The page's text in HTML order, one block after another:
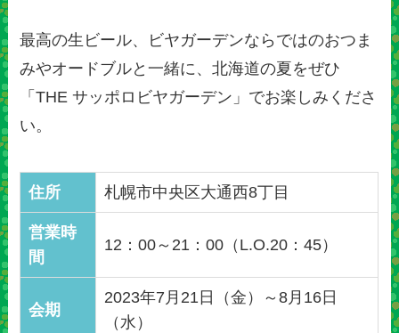
最高の生ビール、ビヤガーデンならではのおつま
みやオードブルと一緒に、北海道の夏をぜひ
「THE サッポロビヤガーデン」でお楽しみくださ
い。
住所 札幌市中央区大通西8丁目
営業時
間
12：00～21：00（L.O.20：45）
会期
2023年7月21日（金）～8月16日
（水）